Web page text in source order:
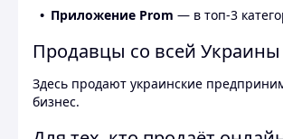
Приложение Prom — в топ-3
Продавцы со всей Украины
Здесь продают украинские
бизнес.